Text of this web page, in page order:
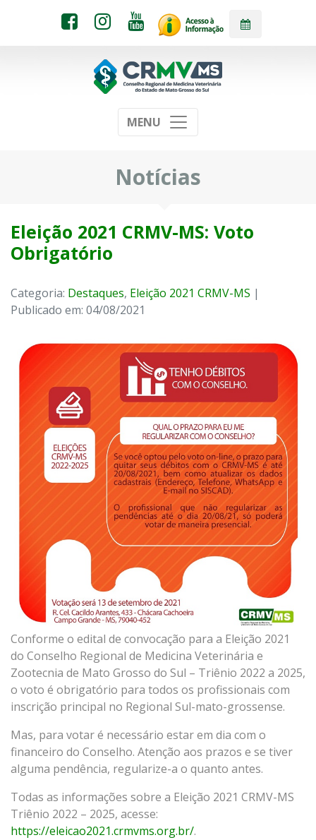
MENU
Notícias
Eleição 2021 CRMV-MS: Voto
Obrigatório
Categoria: Destaques, Eleição 2021 CRMV-MS |
Publicado em: 04/08/2021
Conforme o edital de convocação para a Eleição 2021
do Conselho Regional de Medicina Veterinária e
Zootecnia de Mato Grosso do Sul – Triênio 2022 a 2025,
o voto é obrigatório para todos os profissionais com
inscrição principal no Regional Sul-mato-grossense.
Mas, para votar é necessário estar em dia com o
financeiro do Conselho. Atenção aos prazos e se tiver
alguma pendência, regularize-a o quanto antes.
Todas as informações sobre a Eleição 2021 CRMV-MS
Triênio 2022 – 2025, acesse:
https://eleicao2021.crmvms.org.br/.